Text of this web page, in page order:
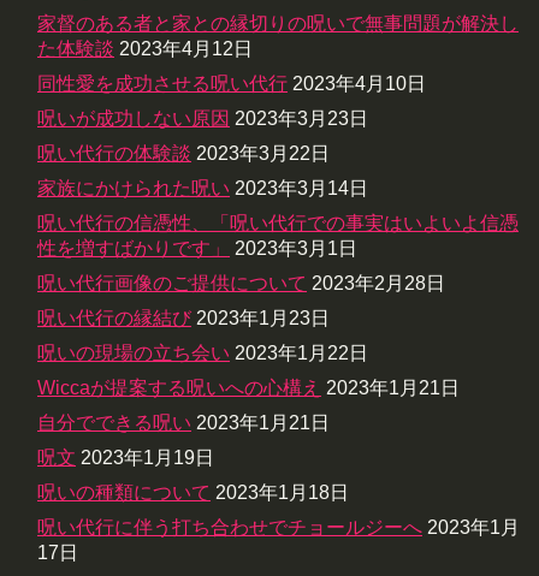
家督のある者と家との縁切りの呪いで無事問題が解決し
た体験談 2023年4月12日
同性愛を成功させる呪い代行 2023年4月10日
呪いが成功しない原因 2023年3月23日
呪い代行の体験談 2023年3月22日
家族にかけられた呪い 2023年3月14日
呪い代行の信憑性、「呪い代行での事実はいよいよ信憑
性を増すばかりです」
2023年3月1日
呪い代行画像のご提供について 2023年2月28日
呪い代行の縁結び 2023年1月23日
呪いの現場の立ち会い 2023年1月22日
Wiccaが提案する呪いへの心構え 2023年1月21日
自分でできる呪い 2023年1月21日
呪文 2023年1月19日
呪いの種類について 2023年1月18日
呪い代行に伴う打ち合わせでチョールジーへ 2023年1月
17日